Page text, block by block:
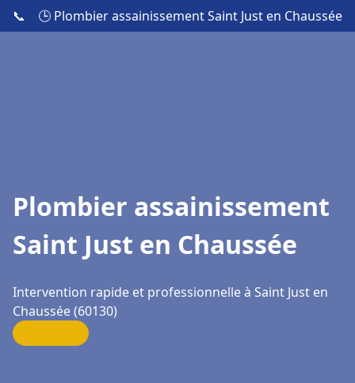
📞 🕒 Plombier assainissement Saint Just en Chaussée
Plombier assainissement
Saint Just en Chaussée
Intervention rapide et professionnelle à Saint Just en
Chaussée (60130)